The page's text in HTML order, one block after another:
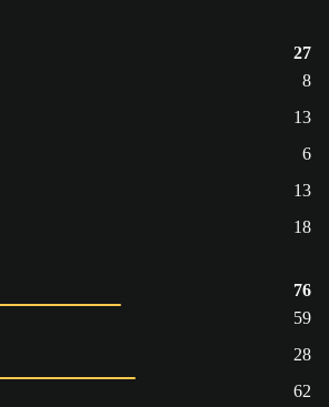
27
8
13
6
13
18
76
59
28
62